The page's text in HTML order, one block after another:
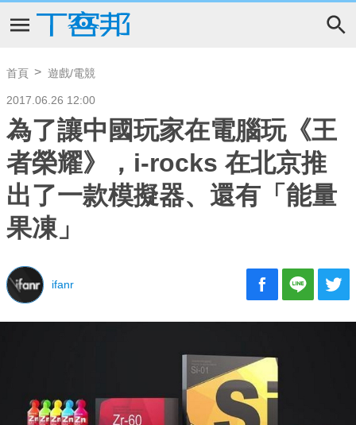
首頁 遊戲/電競
2017.06.26 12:00
為了讓中國玩家在電腦玩《王
者榮耀》，i-rocks 在北京推
出了一款模擬器、還有「能量
果凍」
ifanr